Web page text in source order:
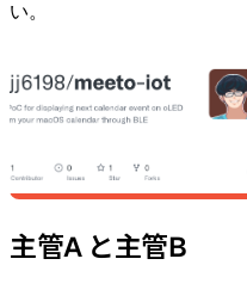
い。
主管A と主管B